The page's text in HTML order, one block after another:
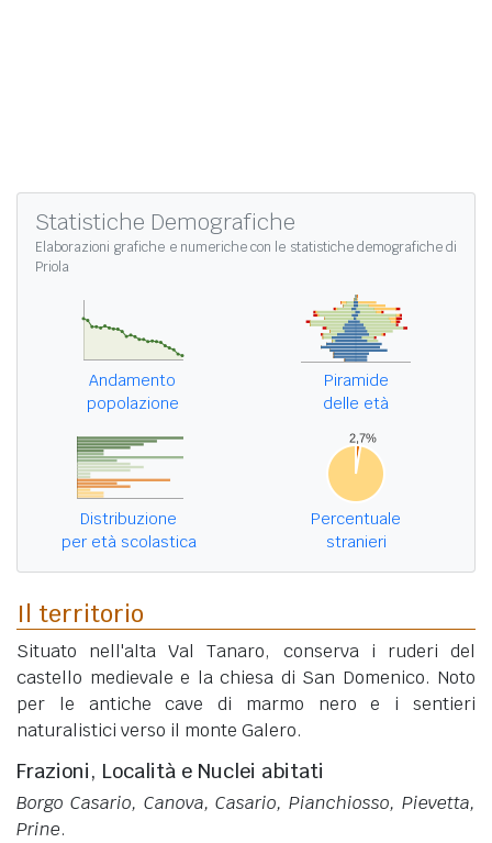
Statistiche Demografiche
Elaborazioni grafiche e numeriche con le statistiche demografiche di
Priola
Andamento
popolazione
Piramide
delle età
Distribuzione
per età scolastica
Percentuale
stranieri
Il territorio
Situato nell'alta Val Tanaro, conserva i ruderi del
castello medievale e la chiesa di San Domenico. Noto
per le antiche cave di marmo nero e i sentieri
naturalistici verso il monte Galero.
Frazioni, Località e Nuclei abitati
Borgo Casario, Canova, Casario, Pianchiosso, Pievetta,
Prine.